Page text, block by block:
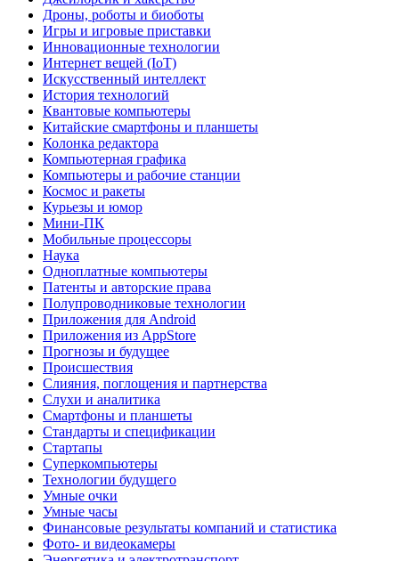
Дроны, роботы и биоботы
Игры и игровые приставки
Инновационные технологии
Интернет вещей (IoT)
Искусственный интеллект
История технологий
Квантовые компьютеры
Китайские смартфоны и планшеты
Колонка редактора
Компьютерная графика
Компьютеры и рабочие станции
Космос и ракеты
Курьезы и юмор
Мини-ПК
Мобильные процессоры
Наука
Одноплатные компьютеры
Патенты и авторские права
Полупроводниковые технологии
Приложения для Android
Приложения из AppStore
Прогнозы и будущее
Происшествия
Слияния, поглощения и партнерства
Слухи и аналитика
Смартфоны и планшеты
Стандарты и спецификации
Стартапы
Суперкомпьютеры
Технологии будущего
Умные очки
Умные часы
Финансовые результаты компаний и статистика
Фото- и видеокамеры